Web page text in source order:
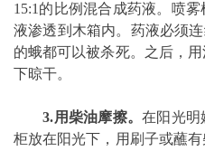
15:1的比例混合成药液。喷
液渗透到木箱内。药液必须
的蛾都可以被杀死。之后，
下晾干。
3.用柴油摩擦。在阳光明
柜放在阳光下，用刷子或蘸